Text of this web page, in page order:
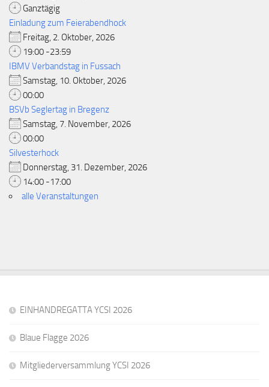
Ganztägig
Einladung zum Feierabendhock
Freitag, 2. Oktober, 2026
19:00 -23:59
IBMV Verbandstag in Fussach
Samstag, 10. Oktober, 2026
00:00
BSVb Seglertag in Bregenz
Samstag, 7. November, 2026
00:00
Silvesterhock
Donnerstag, 31. Dezember, 2026
14:00 -17:00
alle Veranstaltungen
EINHANDREGATTA YCSI 2026
Blaue Flagge 2026
Mitgliederversammlung YCSI 2026